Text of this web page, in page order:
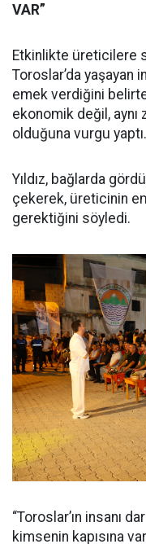
VAR”
Etkinlikte üreticilere
Toroslar’da yaşayan
emek verdiğini
ekonomik değil,
olduğuna vurgu yaptı.
Yıldız, bağlarda
çekerek, üreticinin
gerektiğini söyledi.
“Toroslar’ın insanı
kimsenin kapısına